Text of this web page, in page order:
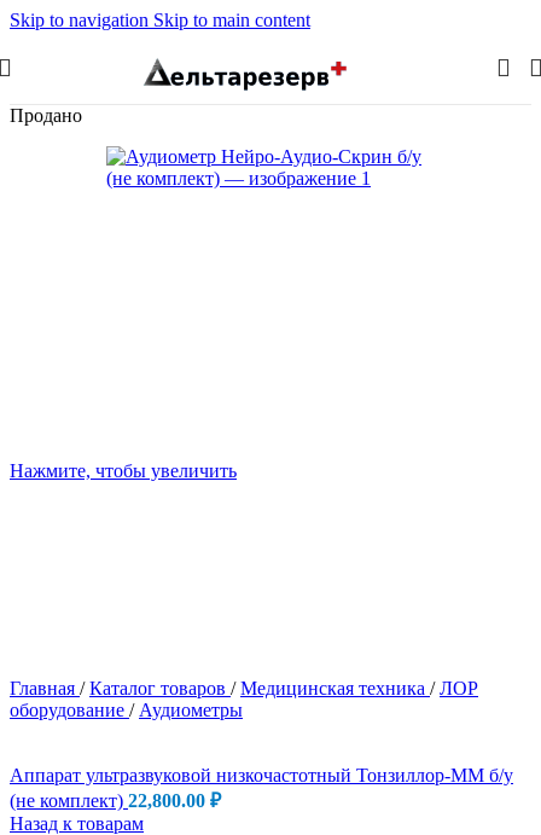
Skip to navigation Skip to main content
Продано
Нажмите, чтобы увеличить
Главная / Каталог товаров / Медицинская техника / ЛОР
оборудование / Аудиометры
Аппарат ультразвуковой низкочастотный Тонзиллор-ММ б/у
(не комплект) 22,800.00 ₽
Назад к товарам